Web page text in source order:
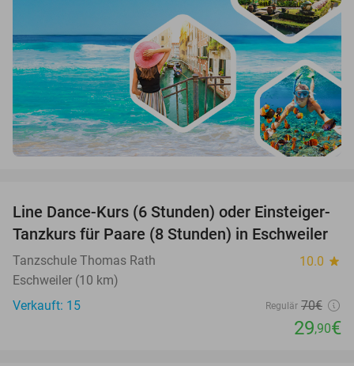
57%
Line Dance-Kurs (6 Stunden) oder Einsteiger-
Tanzkurs für Paare (8 Stunden) in Eschweiler
Tanzschule Thomas Rath 10.0 star
Eschweiler (10 km)
Verkauft: 15
Regulär 70€
29,90€